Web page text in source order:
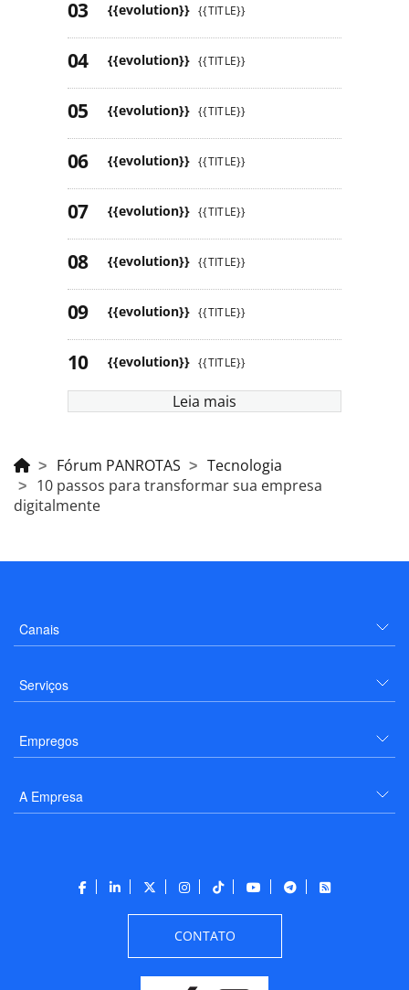
{{evolution}} {{TITLE}}
{{evolution}} {{TITLE}}
{{evolution}} {{TITLE}}
{{evolution}} {{TITLE}}
{{evolution}} {{TITLE}}
{{evolution}} {{TITLE}}
{{evolution}} {{TITLE}}
{{evolution}} {{TITLE}}
Leia mais
Fórum PANROTAS
Tecnologia
10 passos para transformar sua empresa
digitalmente
Canais
Serviços
Empregos
A Empresa
CONTATO